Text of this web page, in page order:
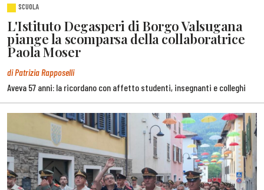
SCUOLA
L'Istituto Degasperi di Borgo Valsugana
piange la scomparsa della collaboratrice
Paola Moser
di Patrizia Rapposelli
Aveva 57 anni: la ricordano con affetto studenti, insegnanti e colleghi